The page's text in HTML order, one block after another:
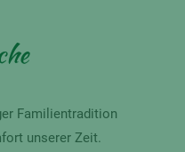
Familientradition
unserer Zeit.